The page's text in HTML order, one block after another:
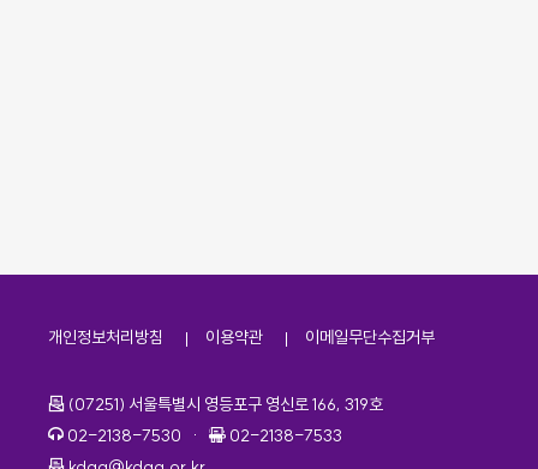
개인정보처리방침 이용약관 이메일무단수집거부
주소
(07251) 서울특별시 영등포구 영신로 166, 319호
전화번호
02-2138-7530 · 팩스번호
02-2138-7533